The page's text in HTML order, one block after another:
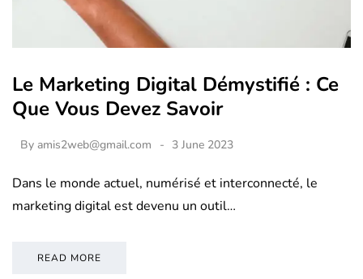
Le Marketing Digital Démystifié : Ce
Que Vous Devez Savoir
By amis2web@gmail.com 3 June 2023
Dans le monde actuel, numérisé et interconnecté, le
marketing digital est devenu un outil…
READ MORE